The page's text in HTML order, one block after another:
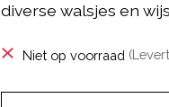
diverse walsjes en
Niet op voorraad